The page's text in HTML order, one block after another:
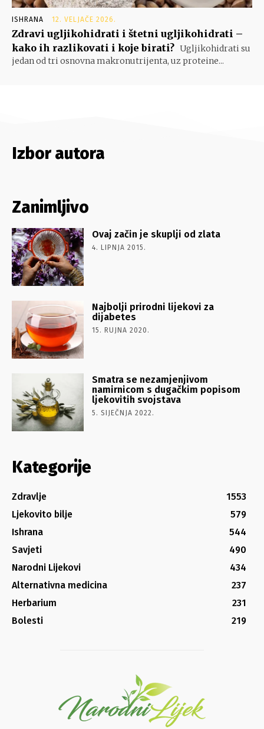
ISHRANA 12. VELJAČE 2026.
Zdravi ugljikohidrati i štetni ugljikohidrati –
kako ih razlikovati i koje birati? Ugljikohidrati su
jedan od tri osnovna makronutrijenta, uz proteine...
Izbor autora
Zanimljivo
Ovaj začin je skuplji od zlata
4. LIPNJA 2015.
Najbolji prirodni lijekovi za
dijabetes
15. RUJNA 2020.
Smatra se nezamjenjivom
namirnicom s dugačkim popisom
ljekovitih svojstava
5. SIJEČNJA 2022.
Kategorije
Zdravlje
1553
Ljekovito bilje
579
Ishrana
544
Savjeti
490
Narodni Lijekovi
434
Alternativna medicina
237
Herbarium
231
Bolesti
219